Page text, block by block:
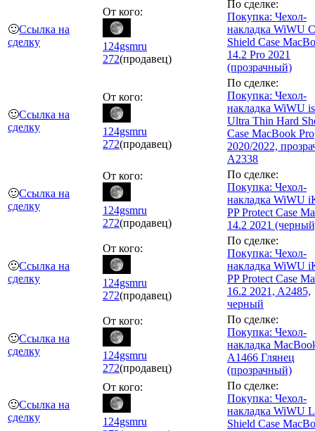
🙂Ссылка на
сделку
От кого:
124gsmru
272(продавец)
По сделке:
Покупка: Чехол-
накладка WiWU
Shield Case
14.2 Pro 2021
(прозрачный)
🙂Ссылка на
сделку
От кого:
124gsmru
272(продавец)
По сделке:
Покупка: Чехол-
накладка WiWU
Ultra Thin Hard
Case MacBook Pro
2020/2022,
A2338
🙂Ссылка на
сделку
От кого:
124gsmru
272(продавец)
По сделке:
Покупка: Чехол-
накладка WiWU
PP Protect Case
14.2 2021
🙂Ссылка на
сделку
От кого:
124gsmru
272(продавец)
По сделке:
Покупка: Чехол-
накладка WiWU
PP Protect Case
16.2 2021, A2485,
черный
🙂Ссылка на
сделку
От кого:
124gsmru
272(продавец)
По сделке:
Покупка: Чехол-
накладка
A1466 Глянец
(прозрачный)
🙂Ссылка на
сделку
От кого:
124gsmru
По сделке:
Покупка: Чехол-
накладка WiWU
Shield Case